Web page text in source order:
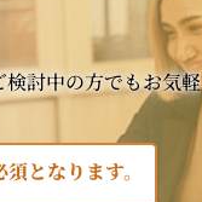
討中の方でもお気軽
となります。